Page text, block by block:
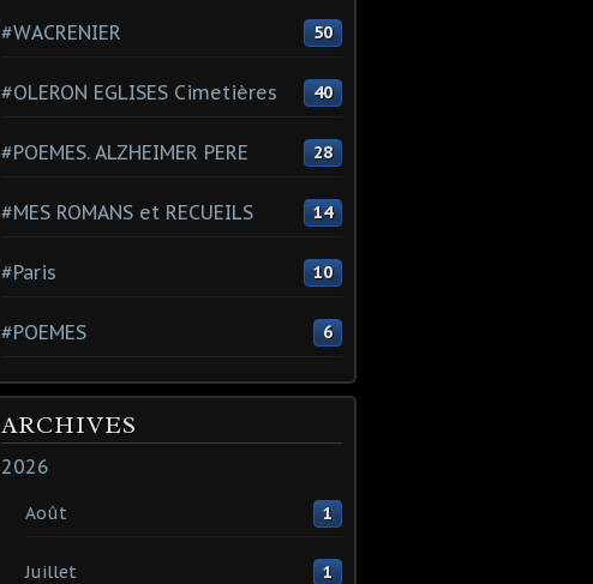
#WACRENIER 50
#OLERON EGLISES Cimetières 40
#POEMES. ALZHEIMER PERE 28
#MES ROMANS et RECUEILS 14
#Paris 10
#POEMES 6
ARCHIVES
2026
Août 1
Juillet 1